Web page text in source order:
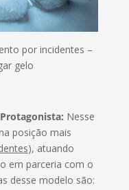
por incidentes –
gelo
Nesse
posição mais
), atuando
em parceria com o
desse modelo são: